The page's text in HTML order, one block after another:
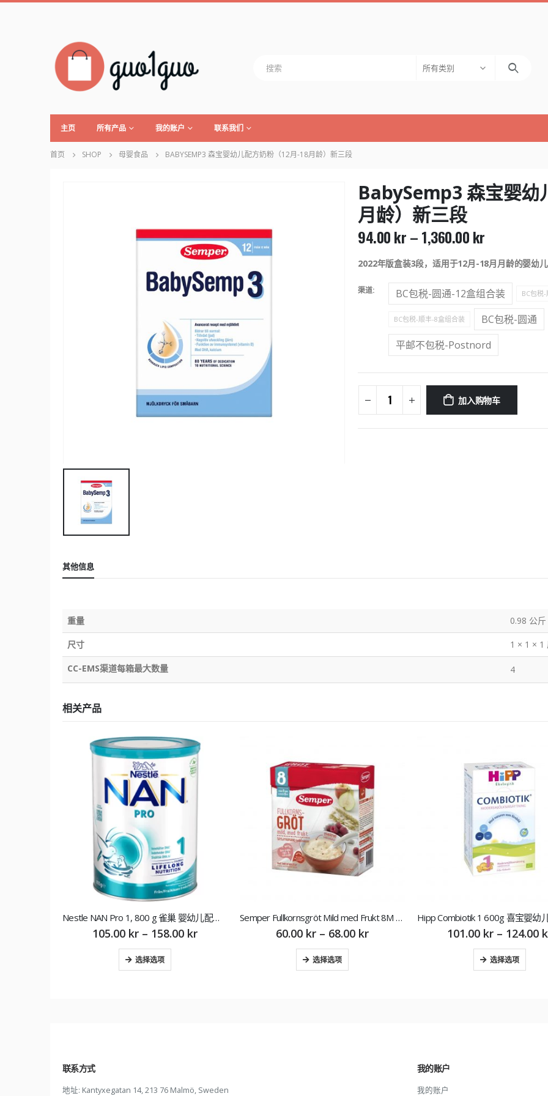
所有类别
主页 所有产品 我的账户 联系我们
首页 SHOP 母婴食品 BABYSEMP3 森宝婴幼儿配方奶粉（12月-18月龄）新三段
BabySemp3 森宝婴幼
月龄）新三段
94.00kr–1,360.00kr
2022年版盒装3段，适用于12月-18月月龄的婴幼儿
渠道 BC包税-圆通-12盒组合装 BC包税
BC包税-顺丰-8盒组合装
BC包税-圆通
平邮不包税-Postnord
加入购物车
其他信息
重量 0.98 公斤
尺寸 1 × 1 × 1
CC-EMS渠道每箱最大数量 4
相关产品
Semper Fullkornsgröt Mild med Frukt 8M 480 g 森宝 瑞典树莓麦粥8月 480g
60.00 kr – 68.00kr
选择选项
Hipp Combiotik 1 600g 喜宝婴幼儿配方奶粉1段
101.00 kr – 124.00kr
选择选项
48.00kr
选择选项
联系方式
地址: Kantyxegatan 14, 213 76 Malmö, Sweden
我的账户
我的账户